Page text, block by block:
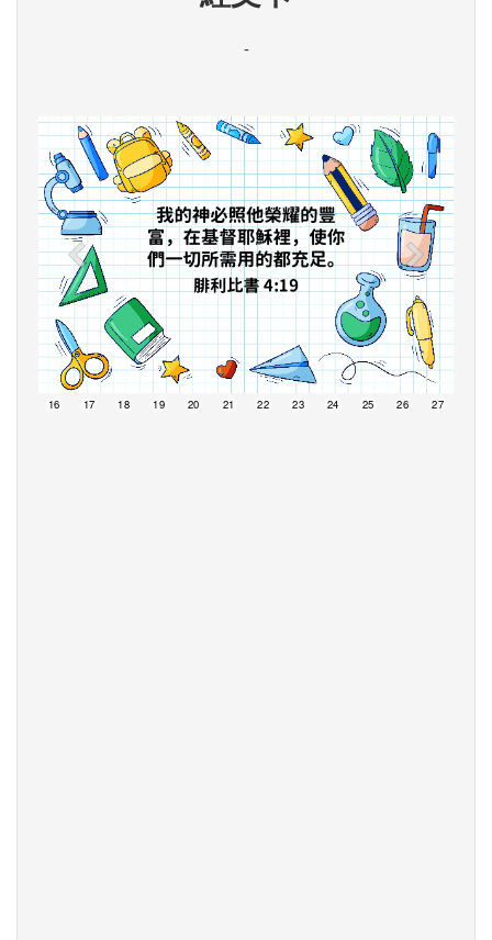
-
16 17 18 19 20 21 22 23 24 25 26 27